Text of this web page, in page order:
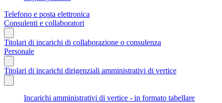
Telefono e posta elettronica
Consulenti e collaboratori
Titolari di incarichi di collaborazione o consulenza
Personale
Titolari di incarichi dirigenziali amministrativi di vertice
Incarichi amministrativi di vertice - in formato tabellare